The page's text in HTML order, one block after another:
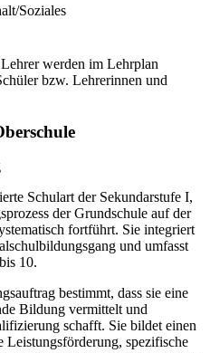
Soziales
werden im Lehrplan
bzw. Lehrerinnen und
Schulart der Sekundarstufe I,
der Grundschule auf der
fortführt. Sie integriert
und umfasst
10.
bestimmt, dass sie eine
Bildung vermittelt und
schafft. Sie bildet einen
spezifische